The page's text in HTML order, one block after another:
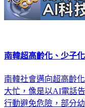
南韓超高齡化、少子
南韓社會邁向超高齡
大忙，像是以AI電話
行動避免危險，部分